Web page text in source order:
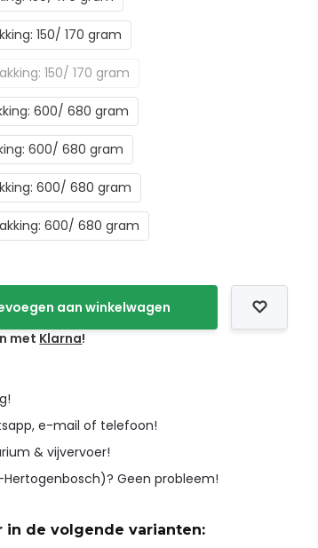
150/ 170 gram
150/ 170 gram
600/ 680 gram
600/ 680 gram
600/ 680 gram
600/ 680 gram
aan winkelwagen
met Klarna!
e-mail of telefoon!
& vijvervoer!
Geen probleem!
in de volgende varianten: